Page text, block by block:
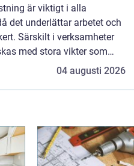
är viktigt i alla
det underlättar arbetet och
Särskilt i verksamheter
med stora vikter som
bygg-, verkstad-, transport-
04 augusti 2026